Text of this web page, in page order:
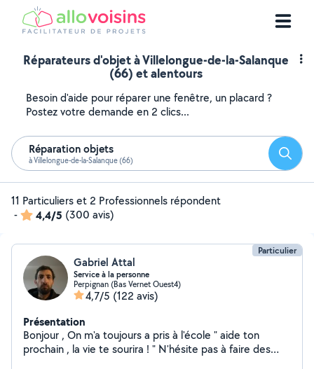
Réparateurs d'objet à Villelongue-de-la-Salanque
(66) et alentours
Besoin d'aide pour réparer une fenêtre, un placard ?
Postez votre demande en 2 clics...
Réparation objets
à Villelongue-de-la-Salanque (66)
11 Particuliers et 2 Professionnels répondent
-
4,4/5 (300 avis)
Particulier
Gabriel Attal
Service à la personne
Perpignan (Bas Vernet Ouest4)
4,7/5 (122 avis)
Présentation
Bonjour , On m'a toujours a pris à l'école " aide ton
prochain , la vie te sourira ! " N'hésite pas à faire des